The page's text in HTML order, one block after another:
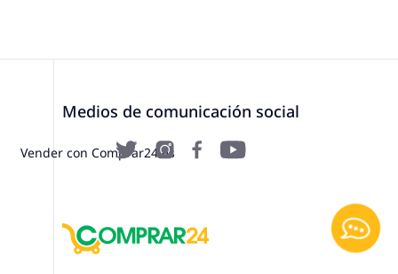
Vender con Comprar24.es
Medios de comunicación social